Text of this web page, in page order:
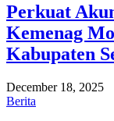
Perkuat
Kemenag
Kabupaten
December 18, 2025
Berita